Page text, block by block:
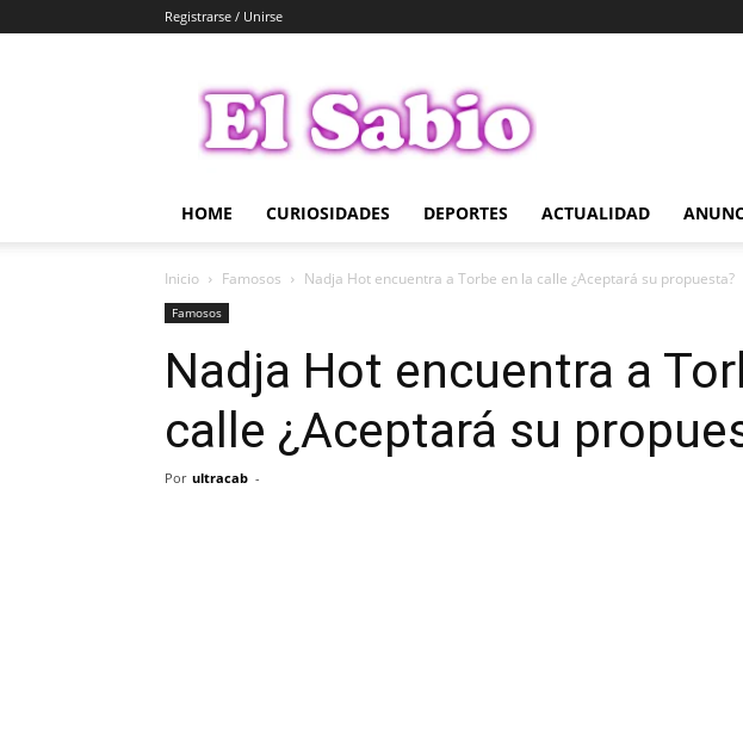
Registrarse / Unirse
Sabio
HOME CURIOSIDADES DEPORTES ACTUALIDAD
Inicio Famosos Nadja Hot encuentra a Torbe en la calle ¿Aceptará su propuesta?
Famosos
Nadja Hot encuentra a
calle ¿Aceptará su
Por ultracab -